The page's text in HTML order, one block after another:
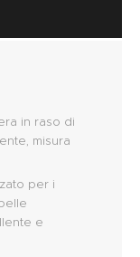
in raso di
misura
per i
e